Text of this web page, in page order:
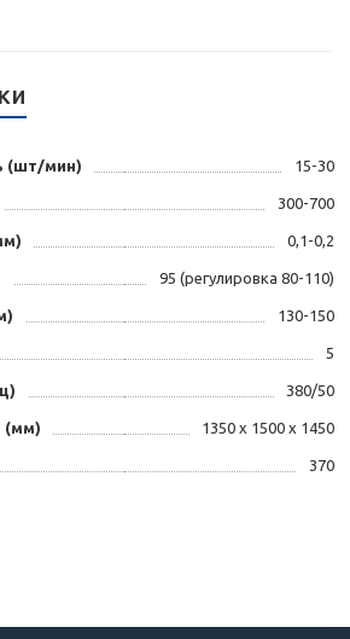
(шт/мин) 15-30
300-700
0,1-0,2
95 (регулировка 80-110)
130-150
5
380/50
(мм) 1350 х 1500 х 1450
370